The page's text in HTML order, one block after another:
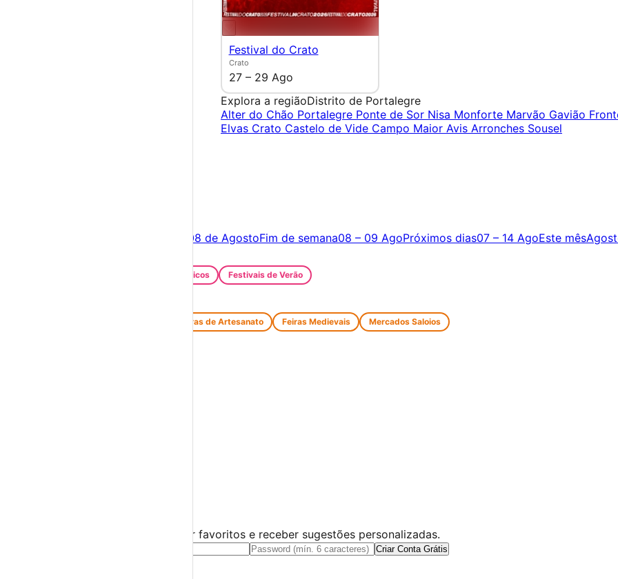
Festival do Crato
Crato
27 – 29 Ago
Explora a regiãoDistrito de Portalegre
Alter do Chão Portalegre Ponte de Sor Nisa Monforte Marvão Gavião
Elvas Crato Castelo de Vide Campo Maior Avis Arronches Sousel
08 de AgostoFim de semana08 – 09 AgoPróximos dias07 – 14 AgoEste mês
Festivais Gastronómicos Festivais de Verão
Feiras de Artesanato Feiras Medievais Mercados Saloios
Cria uma conta gratuita para guardar favoritos e receber sugestões personalizadas.
Criar Conta Grátis